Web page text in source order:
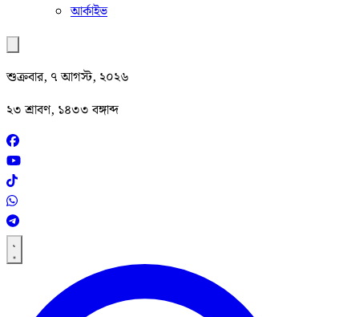
আর্কাইভ
শুক্রবার, ৭ আগস্ট, ২০২৬
২৩ শ্রাবণ, ১৪৩৩ বঙ্গাব্দ